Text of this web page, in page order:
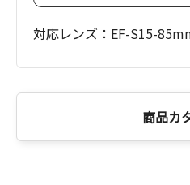
対応レンズ：EF-S15-
商品カ